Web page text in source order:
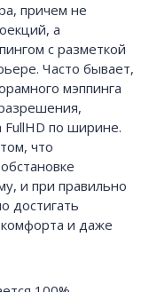
причем не
а
с разметкой
Часто бывает,
мэппинга
FullHD по ширине.
что
и при правильно
достигать
и даже